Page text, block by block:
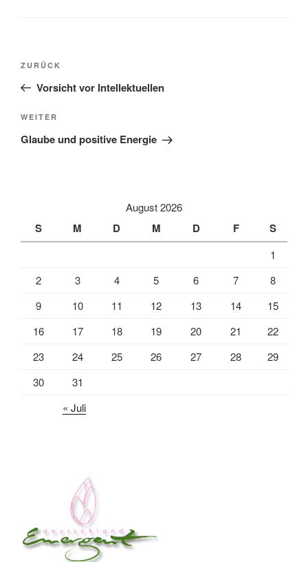
Beitragsnavigation
Vorheriger
Beitrag
ZURÜCK
Vorsicht vor Intellektuellen
Nächster
Beitrag
WEITER
Glaube und positive Energie
August 2026
S M D M D F S
1
2
3 4 5 6 7
8
9
10 11 12 13 14
15
16
17 18 19 20 21
22
23
24 25 26 27 28
29
30
31
« Juli